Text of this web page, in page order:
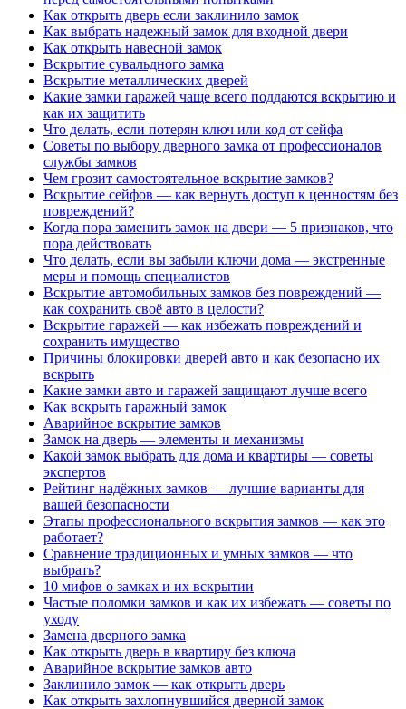
Как открыть дверь если заклинило замок
Как выбрать надежный замок для входной двери
Как открыть навесной замок
Вскрытие сувальдного замка
Вскрытие металлических дверей
Какие замки гаражей чаще всего поддаются вскрытию и
как их защитить
Что делать, если потерян ключ или код от сейфа
Советы по выбору дверного замка от профессионалов
службы замков
Чем грозит самостоятельное вскрытие замков?
Вскрытие сейфов — как вернуть доступ к ценностям без
повреждений?
Когда пора заменить замок на двери — 5 признаков, что
пора действовать
Что делать, если вы забыли ключи дома — экстренные
меры и помощь специалистов
Вскрытие автомобильных замков без повреждений —
как сохранить своё авто в целости?
Вскрытие гаражей — как избежать повреждений и
сохранить имущество
Причины блокировки дверей авто и как безопасно их
вскрыть
Какие замки авто и гаражей защищают лучше всего
Как вскрыть гаражный замок
Аварийное вскрытие замков
Замок на дверь — элементы и механизмы
Какой замок выбрать для дома и квартиры — советы
экспертов
Рейтинг надёжных замков — лучшие варианты для
вашей безопасности
Этапы профессионального вскрытия замков — как это
работает?
Сравнение традиционных и умных замков — что
выбрать?
10 мифов о замках и их вскрытии
Частые поломки замков и как их избежать — советы по
уходу
Замена дверного замка
Как открыть дверь в квартиру без ключа
Аварийное вскрытие замков авто
Заклинило замок — как открыть дверь
Как открыть захлопнувшийся дверной замок